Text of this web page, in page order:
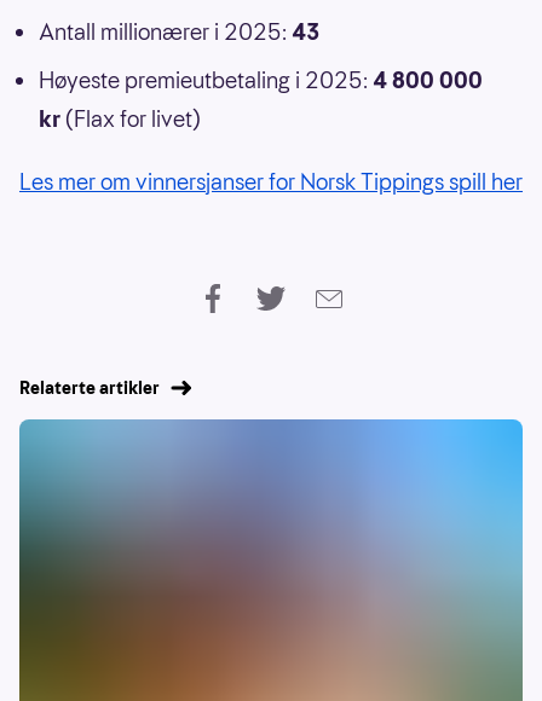
Antall millionærer i 2025: 43
Høyeste premieutbetaling i 2025: 4 800 000
kr (Flax for livet)
Les mer om vinnersjanser for Norsk Tippings spill her
Relaterte artikler